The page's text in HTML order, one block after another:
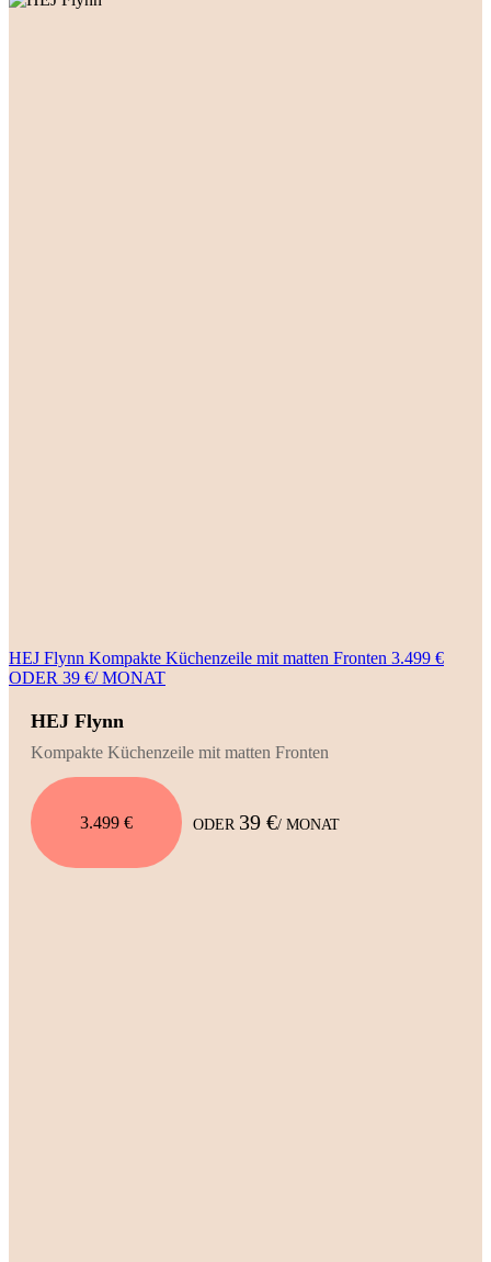
HEJ Flynn Kompakte Küchenzeile mit matten Fronten 3.499 €
ODER 39 €/ MONAT
HEJ Flynn
Kompakte Küchenzeile mit matten Fronten
3.499 € ODER 39 €/ MONAT